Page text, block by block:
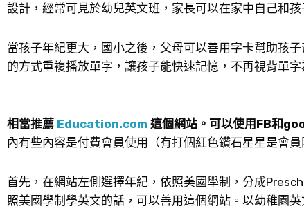
設計，經常可見於幼兒英文班，家長可以在家中自己和孩
當孩子年紀更大，國小之後，父母可以善用字卡幫助孩
的方式重複播放單字，讓孩子能快速記憶，不再視背單字
相當推薦 Education.com 這個網站。可以使用FB和
內有些內容是付費會員使用（有打個紅色鑽石星星是會
首先，在網站左側選擇年紀，依照美國學制，分成
照美國學制學英文的話，可以善用這個網站。以幼稚園